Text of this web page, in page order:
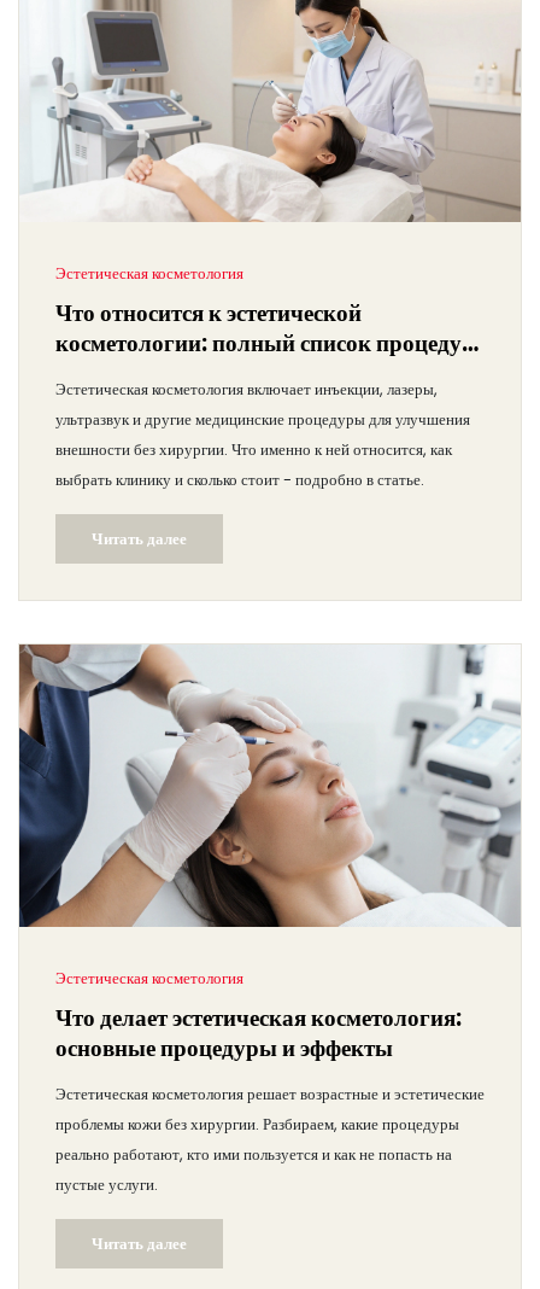
Эстетическая косметология
Что относится к эстетической
косметологии: полный список процедур
Эстетическая косметология включает инъекции, лазеры,
ультразвук и другие медицинские процедуры для улучшения
внешности без хирургии. Что именно к ней относится, как
выбрать клинику и сколько стоит - подробно в статье.
Читать далее
Эстетическая косметология
Что делает эстетическая косметология:
основные процедуры и эффекты
Эстетическая косметология решает возрастные и эстетические
проблемы кожи без хирургии. Разбираем, какие процедуры
реально работают, кто ими пользуется и как не попасть на
пустые услуги.
Читать далее